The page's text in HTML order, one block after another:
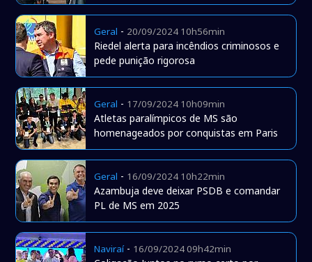
Geral - 20/09/2024 10h56min
Riedel alerta para incêndios criminosos e
pede punição rigorosa
Geral - 17/09/2024 10h09min
Atletas paralímpicos de MS são
homenageados por conquistas em Paris
Geral - 16/09/2024 10h22min
Azambuja deve deixar PSDB e comandar
PL de MS em 2025
Naviraí- 16/09/2024 09h42min